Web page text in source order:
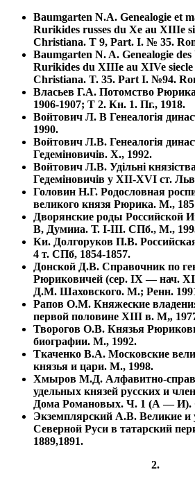
Baumgarten N.A. Genealogie et
Rurikides russes du Хе au XIIIe
Christiana. Т 9, Part. I. № 35.
Baumgarten N. A. Genealogie des
Rurikides du XIIIe au XIVe siecle
Christiana. T. 35. Part I. №94.
Власьев Г.А. Потомство
1906-1907; Т 2. Кн. 1. Пг., 1918.
Войтович Л. В Генеалогiя
1990.
Войтович Л.В. Генеалогiя
Гедемiновичiв. X., 1992.
Войтович Л.В. Удiльні
Гедемiновичiв у XII-XVI ст.
Головин Н.Г. Родословная
великого князя Рюрика. М.,
Дворянские роды Российской
В, Думииа. Т. I-III. СПб., М.,
Ки. Долгоруков П.В.
4 т. СПб, 1854-1857.
Донской Д.В. Справочник по
Рюриковичей (сер. IX — нач.
Д.М. Шаховского. М.; Ренн.
Рапов О.М. Княжеские
первой половине XIII в. М„
Творогов О.В. Князья
биографии. М., 1992.
Ткаченко В.А. Московские
князья и цари. М., 1998.
Хмыров М.Д. Алфавитно-
удельных князей русских и
Дома Романовых. Ч. 1 (А — И).
Экземплярский А.В. Великие и
Северной Руси в татарский
1889,1891.
2.